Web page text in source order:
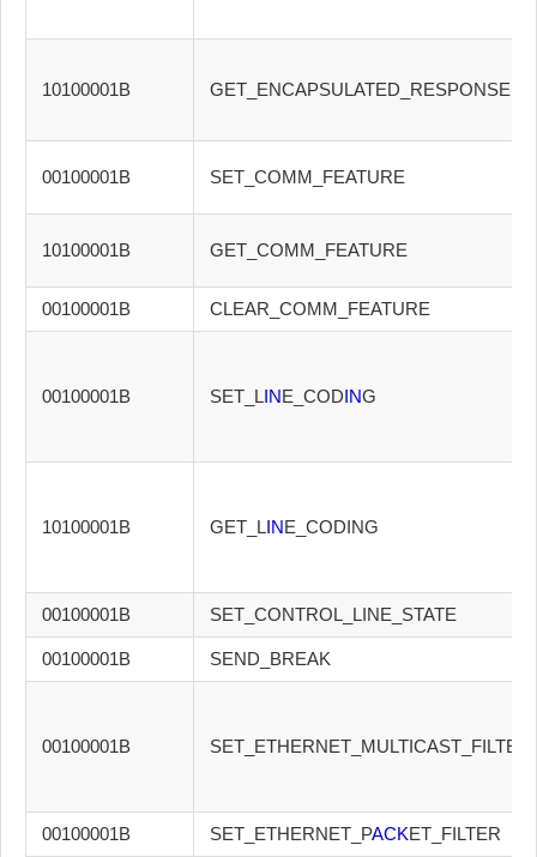
10100001B GET_ENCAPSULATED_RESPONSE
00100001B SET_COMM_FEATURE
10100001B GET_COMM_FEATURE
00100001B CLEAR_COMM_FEATURE
00100001B SET_LINE_CODING
10100001B GET_LINE_CODING
00100001B SET_CONTROL_LINE_STATE
00100001B SEND_BREAK
00100001B
00100001B SET_ETHERNET_PACKET_FILTER